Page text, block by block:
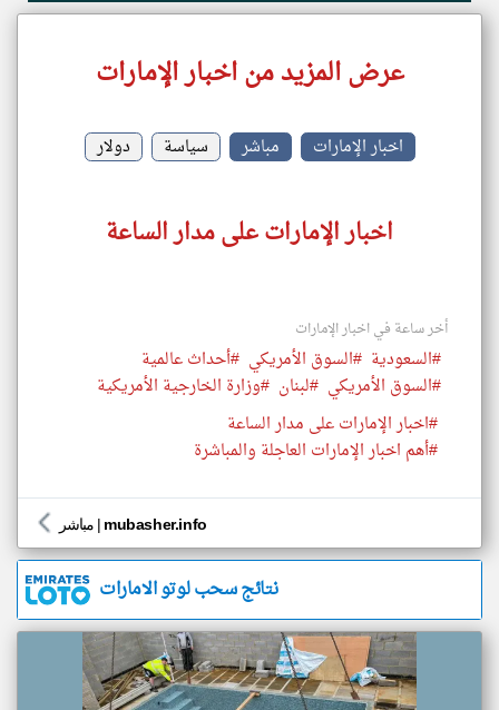
عرض المزيد من اخبار الإمارات
اخبار الإمارات مباشر سياسة دولار
اخبار الإمارات على مدار الساعة
أخر ساعة في اخبار الإمارات
#السعودية #السوق الأمريكي #أحداث عالمية
#السوق الأمريكي #لبنان #وزارة الخارجية الأمريكية
#اخبار الإمارات على مدار الساعة
#أهم اخبار الإمارات العاجلة والمباشرة
مباشر | mubasher.info
نتائج سحب لوتو الامارات